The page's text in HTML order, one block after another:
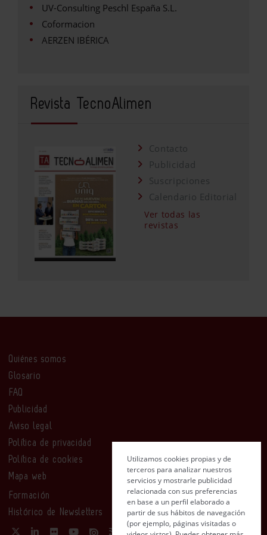
UV-Consulting Peschl España S.L.
Coformacion
AERZEN IBÉRICA
Revista TecnoAlimen
Contacto
Publicidad
Suscripciones
Calendario Editorial
Ver todas las
revistas
Quiénes somos
Glosario
FAQ
Publicidad
Aviso legal
Política de privacidad
Política de cookies
Mapa web
Formación
Histórico de Newsletters
Utilizamos cookies propias y de
terceros para analizar nuestros
servicios y mostrarle publicidad
relacionada con sus preferencias
en base a un perfil elaborado a
partir de sus hábitos de navegación
(por ejemplo, páginas visitadas o